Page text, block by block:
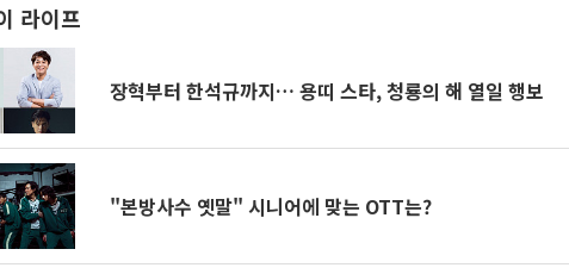
라이프
장혁부터 한석규까지… 용띠 스타, 청룡의 해 열일 행보
"본방사수 옛말" 시니어에 맞는 OTT는?